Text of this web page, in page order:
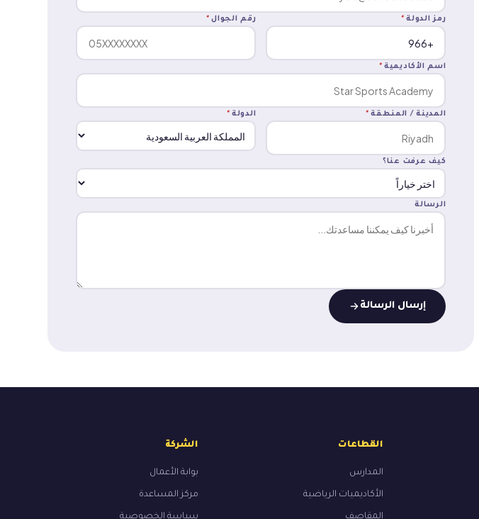
رمز الدولة * رقم الجوال *
اسم الأكاديمية *
المدينة / المنطقة * الدولة *
كيف عرفت عنا؟
الرسالة
إرسال الرسالة
القطاعات
المدارس
الأكاديميات الرياضية
المقاصف
الشركة
بوابة الأعمال
مركز المساعدة
سياسة الخصوصية